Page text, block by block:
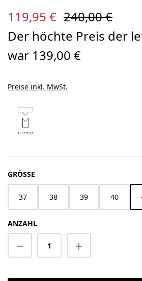
Verkaufspreis:
119,95 € Regulärer
240,00 €
Der höchte Preis der
war 139,00 €
Preise inkl. MwSt.
GRÖSSE
37 38 39 40
ANZAHL
Produkt Anzahl: Gib